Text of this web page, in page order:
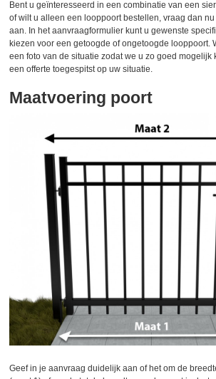
Bent u geïnteresseerd in een combinatie van een
of wilt u alleen een looppoort bestellen, vraag dan
aan. In het aanvraagformulier kunt u gewenste
kiezen voor een getoogde of ongetoogde looppoort.
een foto van de situatie zodat we u zo goed mogelijk
een offerte toegespitst op uw situatie.
Maatvoering poort
Geef in je aanvraag duidelijk aan of het om de